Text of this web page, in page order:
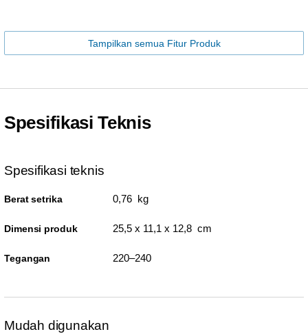
Tampilkan semua Fitur Produk
Spesifikasi Teknis
Spesifikasi teknis
Berat setrika 0,76 kg
Dimensi produk 25,5 x 11,1 x 12,8 cm
Tegangan 220–240
Mudah digunakan